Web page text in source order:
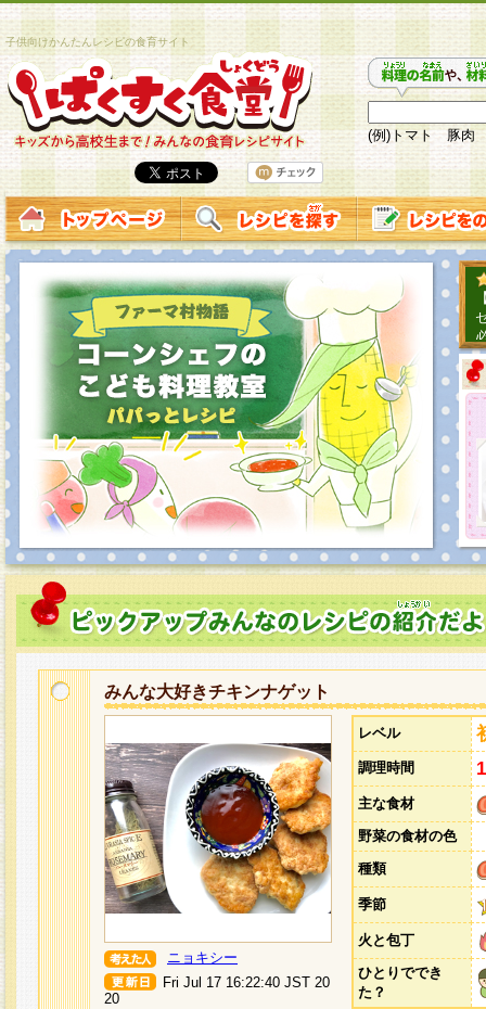
子供向けかんたんレシピの食育サイト
(例)トマト 豚肉
みんな大好きチキンナゲット
ニョキシー
Fri Jul 17 16:22:40 JST 20
20
レベル
調理時間
主な食材
野菜の食材の色
種類
季節
火と包丁
ひとりででき
た？